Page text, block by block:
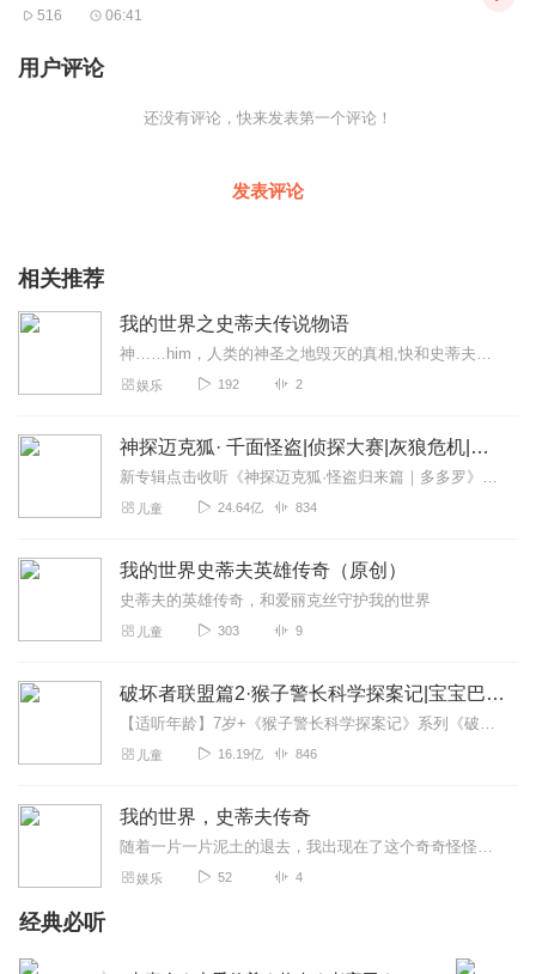
516 06:41
用户评论
还没有评论，快来发表第一个评论！
发表评论
相关推荐
我的世界之史蒂夫传说物语
神……him，人类的神圣之地毁灭的真相,快和史蒂夫一起踏上神秘冒险的游戏之旅吧！
娱乐 192 2
神探迈克狐· 千面怪盗|侦探大赛|灰狼危机|多多罗
新专辑点击收听《神探迈克狐·怪盗归来篇｜多多罗》！！！>>>点击进入主播橱窗购买《神探迈克狐》系列图书吧!<<<多多罗故事【点击前往】收听多多罗其他好玩有趣的故...
儿童 24.64亿 834
我的世界史蒂夫英雄传奇（原创）
史蒂夫的英雄传奇，和爱丽克丝守护我的世界
儿童 303 9
破坏者联盟篇2·猴子警长科学探案记|宝宝巴士故事
【适听年龄】7岁+《猴子警长科学探案记》系列《破坏者联盟篇1·猴子警长科学探案记》>>>《破坏者联盟篇2·猴子警长科学探案记》>>>《破坏者联盟篇3·猴子警长科...
儿童 16.19亿 846
我的世界，史蒂夫传奇
随着一片一片泥土的退去，我出现在了这个奇奇怪怪的世界，我为什么会出现，而我的出现又有着什么意义……
娱乐 52 4
经典必听